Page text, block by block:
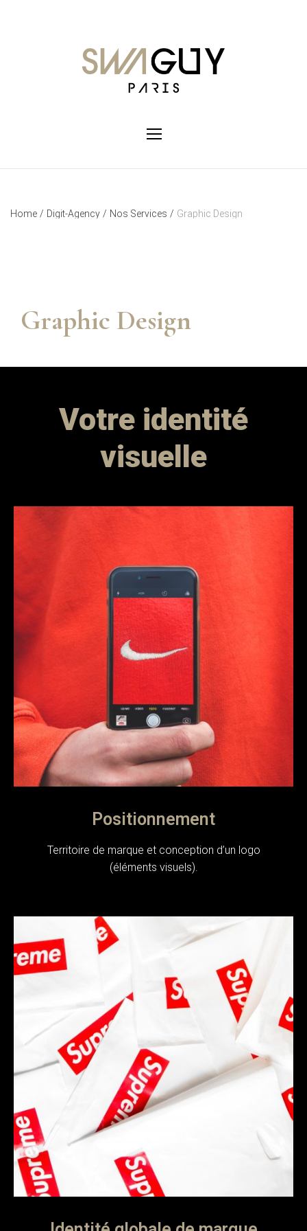
Home / Digit-Agency / Nos Services / Graphic Design
Graphic Design
Votre identité
visuelle
Positionnement
Territoire de marque et conception d’un logo
(éléments visuels).